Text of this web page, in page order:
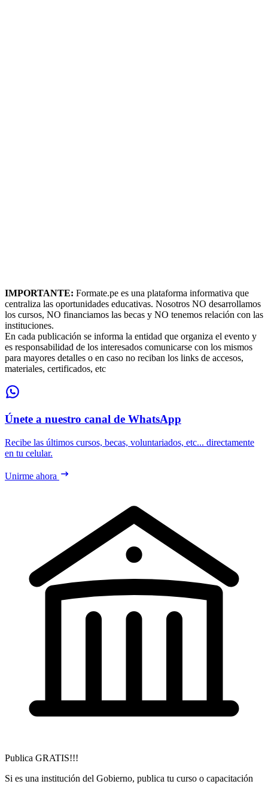
IMPORTANTE: Formate.pe es una plataforma informativa que
centraliza las oportunidades educativas. Nosotros NO desarrollamos
los cursos, NO financiamos las becas y NO tenemos relación con las
instituciones.
En cada publicación se informa la entidad que organiza el evento y
es responsabilidad de los interesados comunicarse con los mismos
para mayores detalles o en caso no reciban los links de accesos,
materiales, certificados, etc
Únete a nuestro canal de WhatsApp
Recibe las últimos cursos, becas, voluntariados, etc... directamente
en tu celular.
Unirme ahora
Publica GRATIS!!!
Si es una institución del Gobierno, publica tu curso o capacitación